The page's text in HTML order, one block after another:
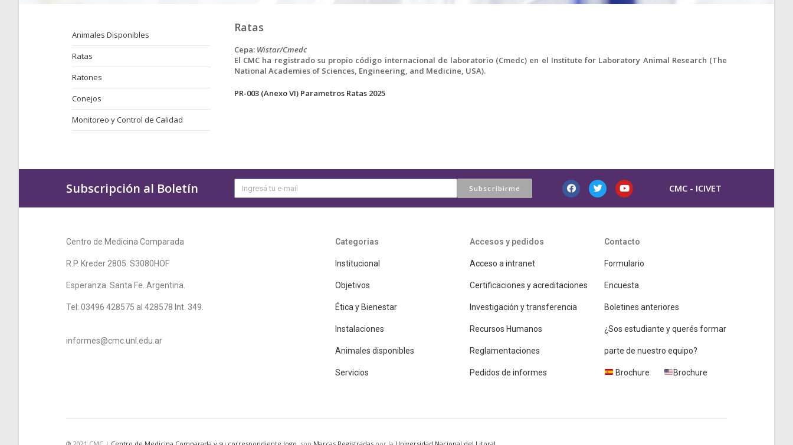
Animales Disponibles
Ratas
Ratones
Conejos
Monitoreo y Control de Calidad
Ratas
Cepa: Wistar/Cmedc
El CMC ha registrado su propio código internacional de laboratorio (Cmedc) en el Institute for Laboratory Animal Research (The
National Academies of Sciences, Engineering, and Medicine, USA).
PR-003 (Anexo VI) Parametros Ratas 2025
Subscripción al Boletín Subscribirme CMC - ICIVET
Centro de Medicina Comparada
R.P. Kreder 2805. S3080HOF
Esperanza. Santa Fe. Argentina.
Tel: 03496 428575 al 428578 Int. 349.
informes@cmc.unl.edu.ar
Categorias
Institucional
Objetivos
Ética y Bienestar
Instalaciones
Animales disponibles
Servicios
Accesos y pedidos
Acceso a intranet
Certificaciones y acreditaciones
Investigación y transferencia
Recursos Humanos
Reglamentaciones
Pedidos de informes
Contacto
Formulario
Encuesta
Boletines anteriores
¿Sos estudiante y querés formar
parte de nuestro equipo?
Brochure Brochure